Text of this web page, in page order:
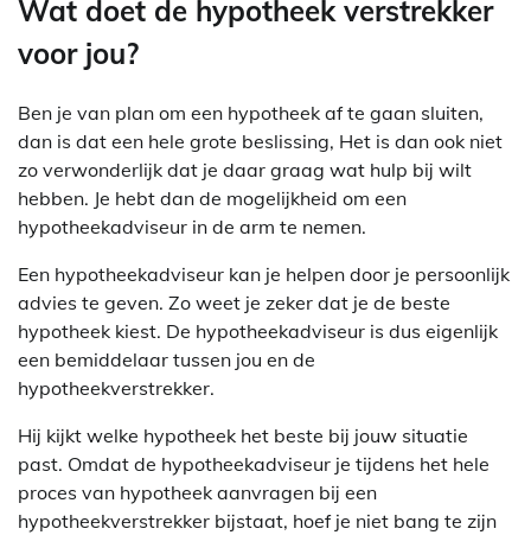
Wat doet de hypotheek verstrekker
voor jou?
Ben je van plan om een hypotheek af te gaan sluiten,
dan is dat een hele grote beslissing, Het is dan ook niet
zo verwonderlijk dat je daar graag wat hulp bij wilt
hebben. Je hebt dan de mogelijkheid om een
hypotheekadviseur in de arm te nemen.
Een hypotheekadviseur kan je helpen door je persoonlijk
advies te geven. Zo weet je zeker dat je de beste
hypotheek kiest. De hypotheekadviseur is dus eigenlijk
een bemiddelaar tussen jou en de
hypotheekverstrekker.
Hij kijkt welke hypotheek het beste bij jouw situatie
past. Omdat de hypotheekadviseur je tijdens het hele
proces van hypotheek aanvragen bij een
hypotheekverstrekker bijstaat, hoef je niet bang te zijn